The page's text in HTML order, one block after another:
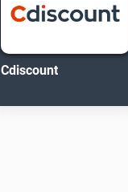
Cdiscount